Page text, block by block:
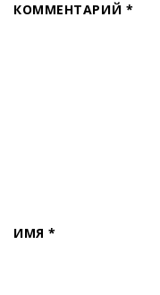
КОММЕНТАРИЙ *
ИМЯ*